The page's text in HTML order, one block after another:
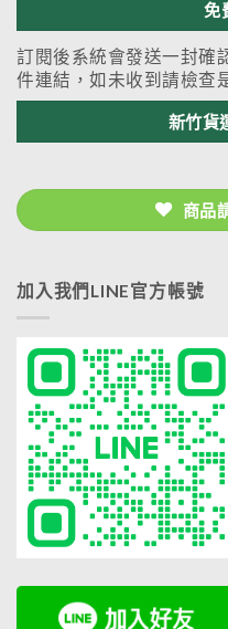
訂閱後系統會發送一封確
件連結，如未收到請檢查
新竹貨
商品
加入我們LINE官方帳號